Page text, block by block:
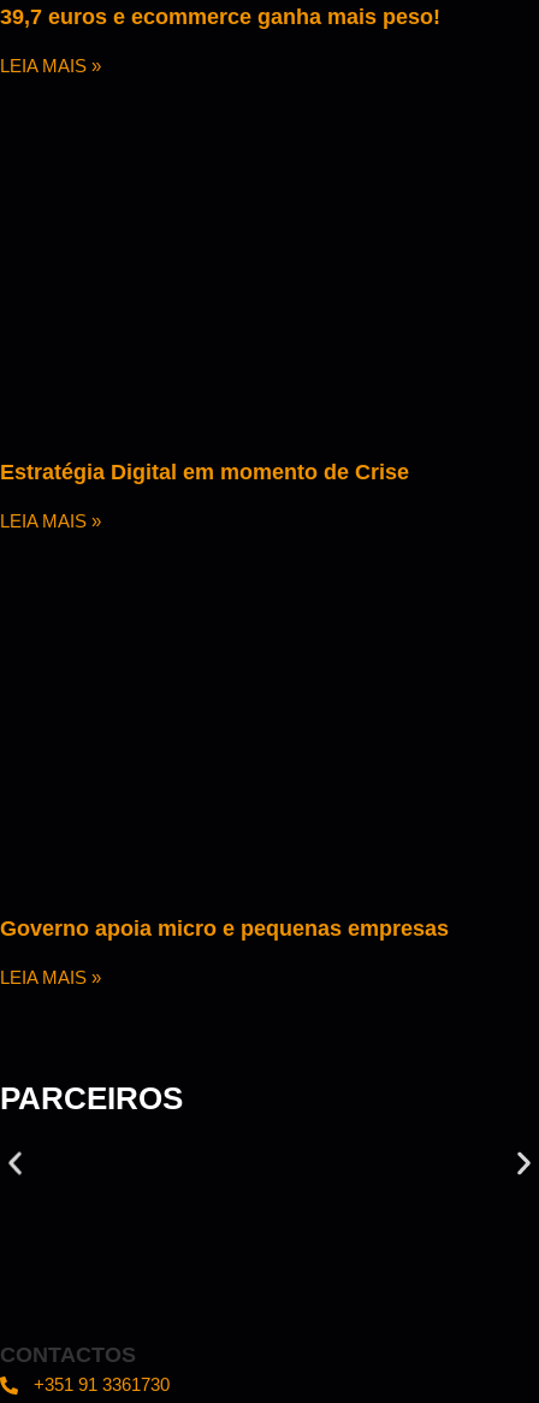
39,7 euros e ecommerce ganha mais peso!
LEIA MAIS »
Estratégia Digital em momento de Crise
LEIA MAIS »
Governo apoia micro e pequenas empresas
LEIA MAIS »
PARCEIROS
CONTACTOS
+351 91 3361730